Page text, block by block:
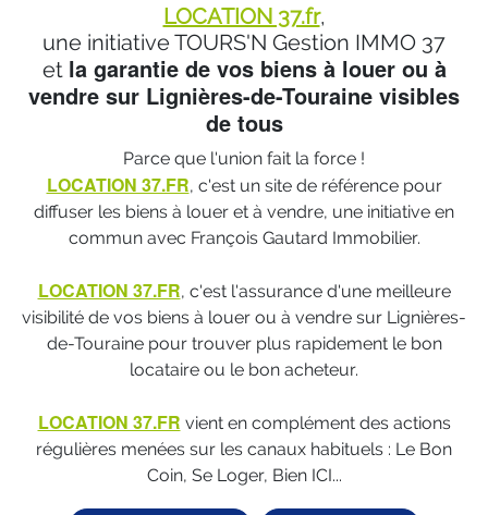
LOCATION 37.fr,
une initiative TOURS'N Gestion IMMO 37
et la garantie de vos biens à louer ou à
vendre sur Lignières-de-Touraine visibles
de tous
Parce que l'union fait la force !
LOCATION 37.FR, c'est un site de référence pour
diffuser les biens à louer et à vendre, une initiative en
commun avec François Gautard Immobilier.
LOCATION 37.FR, c'est l'assurance d'une meilleure
visibilité de vos biens à louer ou à vendre sur Lignières-
de-Touraine pour trouver plus rapidement le bon
locataire ou le bon acheteur.
LOCATION 37.FR vient en complément des actions
régulières menées sur les canaux habituels : Le Bon
Coin, Se Loger, Bien ICI...